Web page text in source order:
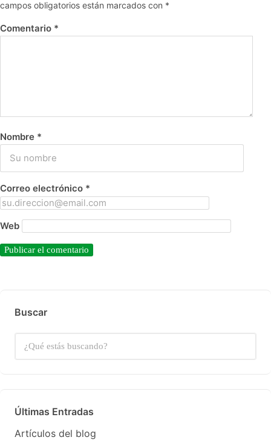
campos obligatorios están marcados con *
Comentario *
Nombre *
Correo electrónico *
Web
Buscar
Últimas Entradas
Artículos del blog